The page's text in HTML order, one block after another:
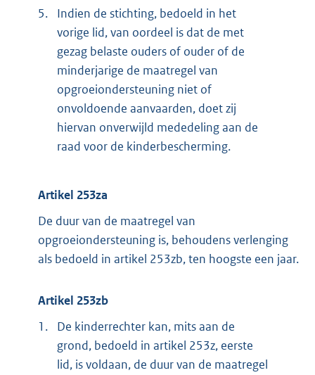
5.
Indien de stichting, bedoeld in het
vorige lid, van oordeel is dat de met
gezag belaste ouders of ouder of de
minderjarige de maatregel van
opgroeiondersteuning niet of
onvoldoende aanvaarden, doet zij
hiervan onverwijld mededeling aan de
raad voor de kinderbescherming.
Artikel 253za
De duur van de maatregel van
opgroeiondersteuning is, behoudens verlenging
als bedoeld in artikel 253zb, ten hoogste een jaar.
Artikel 253zb
1.
De kinderrechter kan, mits aan de
grond, bedoeld in artikel 253z, eerste
lid, is voldaan, de duur van de maatregel